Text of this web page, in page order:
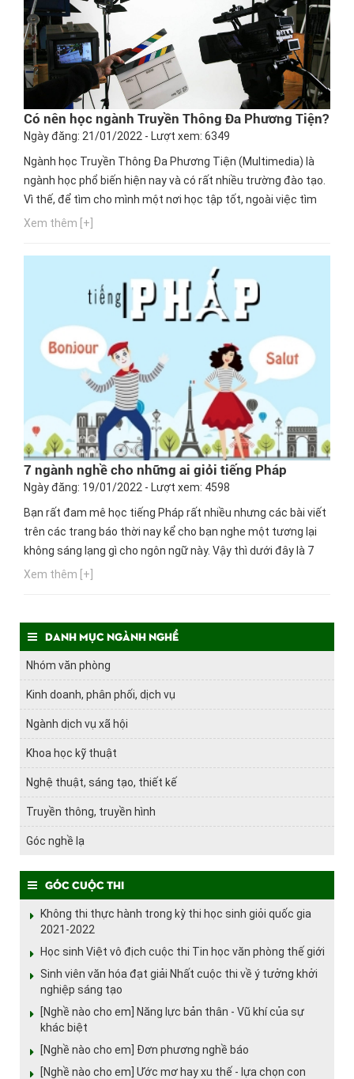
Có nên học ngành Truyền Thông Đa Phương Tiện?
Ngày đăng: 21/01/2022 - Lượt xem: 6349
Ngành học Truyền Thông Đa Phương Tiện (Multimedia) là
ngành học phổ biến hiện nay và có rất nhiều trường đào tạo.
Vì thế, để tìm cho mình một nơi học tập tốt, ngoài việc tìm
hiểu thông tin, bạn nên chú ý đến cơ hội thực hành, cơ hội
giờ, hãy cùng Hướng nghiệp GPO cập nhật thông tin này...
Xem thêm [+]
7 ngành nghề cho những ai giỏi tiếng Pháp
Ngày đăng: 19/01/2022 - Lượt xem: 4598
Bạn rất đam mê học tiếng Pháp rất nhiều nhưng các bài viết
trên các trang báo thời nay kể cho bạn nghe một tương lại
không sáng lạng gì cho ngôn ngữ này. Vậy thì dưới đây là 7
nghề cho những ai không dám theo đuổi con đường Pháp
Xem thêm [+]
Danh mục ngành nghề
Nhóm văn phòng
Kinh doanh, phân phối, dịch vụ
Ngành dịch vụ xã hội
Khoa học kỹ thuật
Nghệ thuật, sáng tạo, thiết kế
Truyền thông, truyền hình
Góc nghề lạ
Góc cuộc thi
Không thi thực hành trong kỳ thi học sinh giỏi quốc gia
2021-2022
Học sinh Việt vô địch cuộc thi Tin học văn phòng thế giới
Sinh viên văn hóa đạt giải Nhất cuộc thi về ý tưởng khởi
nghiệp sáng tạo
[Nghề nào cho em] Năng lực bản thân - Vũ khí của sự
khác biệt
[Nghề nào cho em] Đơn phương nghề báo
[Nghề nào cho em] Ước mơ hay xu thế - lựa chọn con